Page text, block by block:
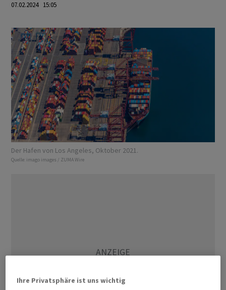
07.02.2024 15:05
Der Hafen von Los Angeles, Oktober 2021.
Quelle: imago images / ZUMA Wire
Ihre Privatsphäre ist uns wichtig